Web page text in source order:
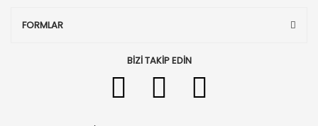
FORMLAR
BİZİ TAKİP EDİN